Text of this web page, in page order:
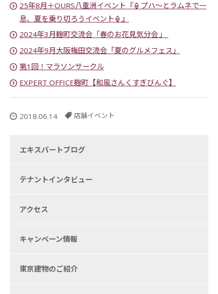
25年8月＋OURS八重洲イベント『🏮プハ～とラムネで一
息、夏を乗り切ろうイベント🏮』
2024年3月麹町交流会「春のお花見気分会 」
2024年9月大阪梅田交流会「夏のグルメフェス」
第1回！マラソンサークル
EXPERT OFFICE麹町【和風さんくすぎびんぐ】
2018.06.14 店舗イベント
エキスパートブログ
テナントインタビュー
アクセス
キャンペーン情報
東京建物のご紹介